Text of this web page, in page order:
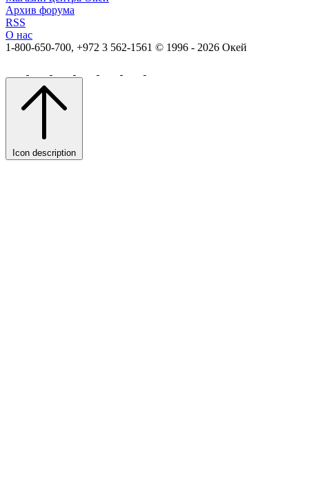
Архив форума
RSS
О нас
1-800-650-700, +972 3 562-1561 © 1996 - 2026 Окей
Icon description